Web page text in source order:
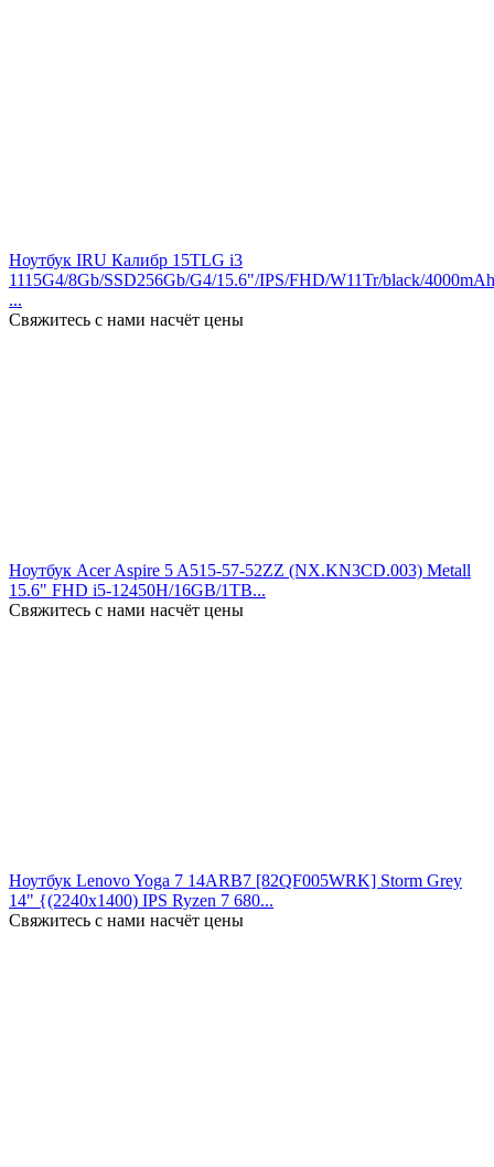
Ноутбук IRU Калибр 15TLG i3
1115G4/8Gb/SSD256Gb/G4/15.6"/IPS/FHD/W11Tr/black/4000mAh
...
Свяжитесь с нами насчёт цены
Ноутбук Acer Aspire 5 A515-57-52ZZ (NX.KN3CD.003) Metall
15.6" FHD i5-12450H/16GB/1TB...
Свяжитесь с нами насчёт цены
Ноутбук Lenovo Yoga 7 14ARB7 [82QF005WRK] Storm Grey
14" {(2240x1400) IPS Ryzen 7 680...
Свяжитесь с нами насчёт цены